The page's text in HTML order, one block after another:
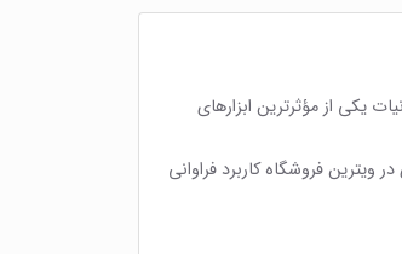
یکی از مؤثرترین ابزارهای
فروشگاه کاربرد فراوانی